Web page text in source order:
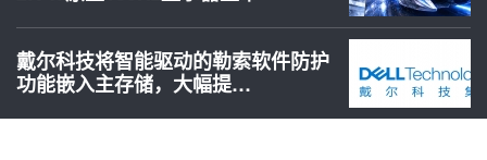
戴尔科技将智能驱动的勒索软件防护
功能嵌入主存储，大幅提…